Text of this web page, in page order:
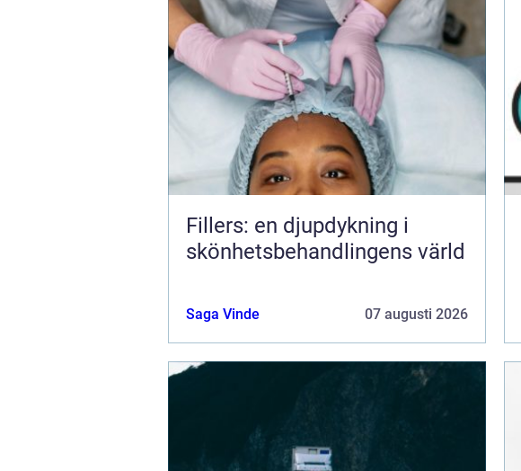
Fillers: en djupdykning i
skönhetsbehandlingens värld
Saga Vinde 07 augusti 2026